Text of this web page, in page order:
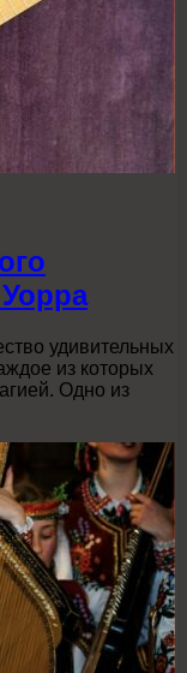
удивительных
из которых
Одно из